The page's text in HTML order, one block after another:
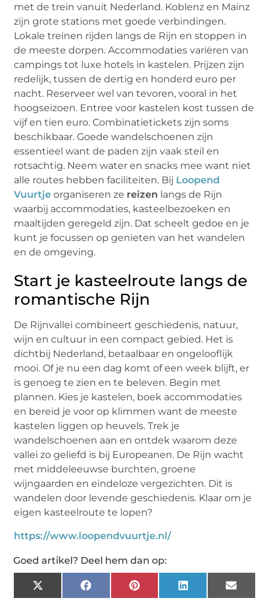
met de trein vanuit Nederland. Koblenz en Mainz
zijn grote stations met goede verbindingen.
Lokale treinen rijden langs de Rijn en stoppen in
de meeste dorpen. Accommodaties variëren van
campings tot luxe hotels in kastelen. Prijzen zijn
redelijk, tussen de dertig en honderd euro per
nacht. Reserveer wel van tevoren, vooral in het
hoogseizoen. Entree voor kastelen kost tussen de
vijf en tien euro. Combinatietickets zijn soms
beschikbaar. Goede wandelschoenen zijn
essentieel want de paden zijn vaak steil en
rotsachtig. Neem water en snacks mee want niet
alle routes hebben faciliteiten. Bij Loopend
Vuurtje organiseren ze reizen langs de Rijn
waarbij accommodaties, kasteelbezoeken en
maaltijden geregeld zijn. Dat scheelt gedoe en je
kunt je focussen op genieten van het wandelen
en de omgeving.
Start je kasteelroute langs de
romantische Rijn
De Rijnvallei combineert geschiedenis, natuur,
wijn en cultuur in een compact gebied. Het is
dichtbij Nederland, betaalbaar en ongelooflijk
mooi. Of je nu een dag komt of een week blijft, er
is genoeg te zien en te beleven. Begin met
plannen. Kies je kastelen, boek accommodaties
en bereid je voor op klimmen want de meeste
kastelen liggen op heuvels. Trek je
wandelschoenen aan en ontdek waarom deze
vallei zo geliefd is bij Europeanen. De Rijn wacht
met middeleeuwse burchten, groene
wijngaarden en eindeloze vergezichten. Dit is
wandelen door levende geschiedenis. Klaar om je
eigen kasteelroute te lopen?
https://www.loopendvuurtje.nl/
Goed artikel? Deel hem dan op:
X
(Twitter)
Facebook Pinterest LinkedIn Email